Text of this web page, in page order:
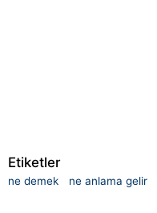
Etiketler
ne demek ne anlama gelir